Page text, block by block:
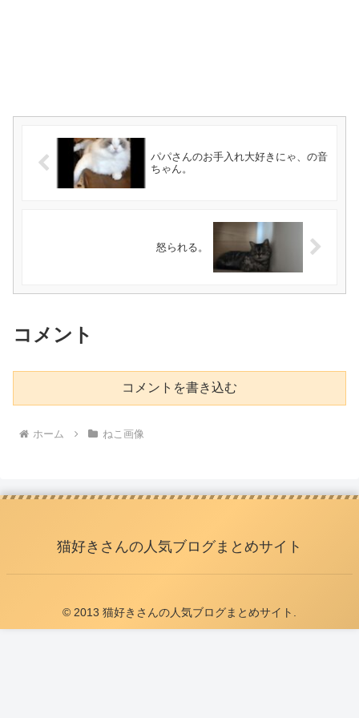
パパさんのお手入れ大好きにゃ、の音
ちゃん。
怒られる。
コメント
コメントを書き込む
ホーム ねこ画像
猫好きさんの人気ブログまとめサイト
© 2013 猫好きさんの人気ブログまとめサイト.